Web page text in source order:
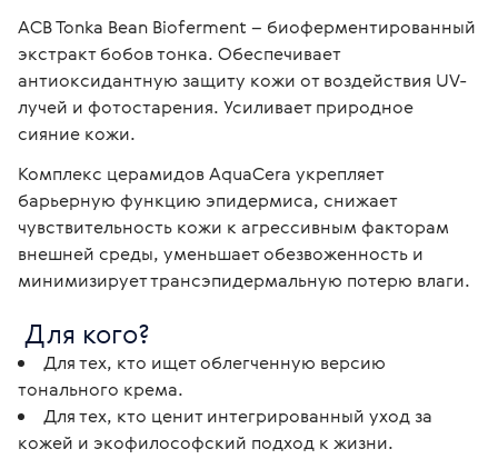
ACB Tonka Bean Bioferment – биоферментированный
экстракт бобов тонка. Обеспечивает
антиоксидантную защиту кожи от воздействия UV-
лучей и фотостарения. Усиливает природное
сияние кожи.
Комплекс церамидов AquaCera укрепляет
барьерную функцию эпидермиса, снижает
чувствительность кожи к агрессивным факторам
внешней среды, уменьшает обезвоженность и
минимизирует трансэпидермальную потерю влаги.
Для кого?
Для тех, кто ищет облегченную версию
тонального крема.
Для тех, кто ценит интегрированный уход за
кожей и экофилософский подход к жизни.